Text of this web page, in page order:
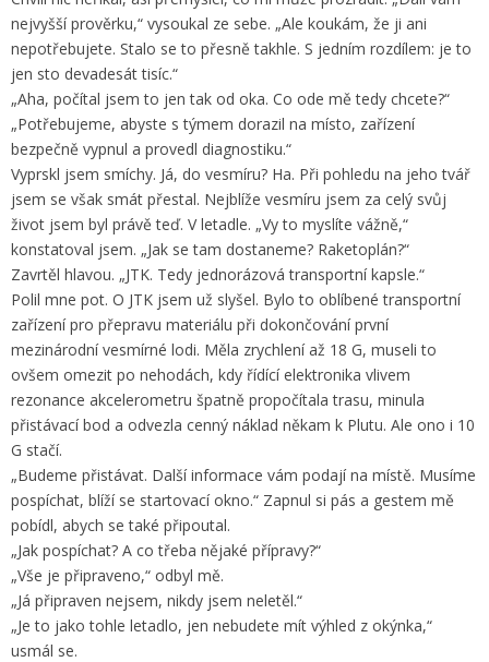
nejvyšší prověrku,“ vysoukal ze sebe. „Ale koukám, že ji ani
nepotřebujete. Stalo se to přesně takhle. S jedním rozdílem: je to
jen sto devadesát tisíc.“
„Aha, počítal jsem to jen tak od oka. Co ode mě tedy chcete?“
„Potřebujeme, abyste s týmem dorazil na místo, zařízení
bezpečně vypnul a provedl diagnostiku.“
Vyprskl jsem smíchy. Já, do vesmíru? Ha. Při pohledu na jeho tvář
jsem se však smát přestal. Nejblíže vesmíru jsem za celý svůj
život jsem byl právě teď. V letadle. „Vy to myslíte vážně,“
konstatoval jsem. „Jak se tam dostaneme? Raketoplán?“
Zavrtěl hlavou. „JTK. Tedy jednorázová transportní kapsle.“
Polil mne pot. O JTK jsem už slyšel. Bylo to oblíbené transportní
zařízení pro přepravu materiálu při dokončování první
mezinárodní vesmírné lodi. Měla zrychlení až 18 G, museli to
ovšem omezit po nehodách, kdy řídící elektronika vlivem
rezonance akcelerometru špatně propočítala trasu, minula
přistávací bod a odvezla cenný náklad někam k Plutu. Ale ono i 10
G stačí.
„Budeme přistávat. Další informace vám podají na místě. Musíme
pospíchat, blíží se startovací okno.“ Zapnul si pás a gestem mě
pobídl, abych se také připoutal.
„Jak pospíchat? A co třeba nějaké přípravy?“
„Vše je připraveno,“ odbyl mě.
„Já připraven nejsem, nikdy jsem neletěl.“
„Je to jako tohle letadlo, jen nebudete mít výhled z okýnka,“
usmál se.